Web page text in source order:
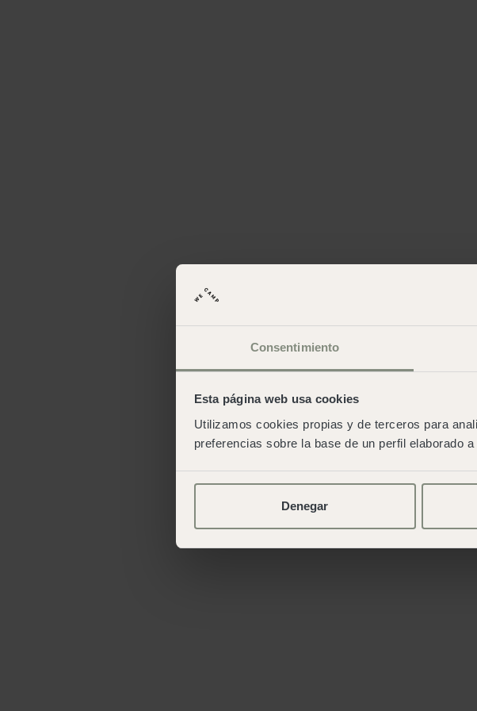
Consentimiento
Esta página web usa cookies
Utilizamos cookies propias y de terceros para
preferencias sobre la base de un perfil elaborado
Denegar